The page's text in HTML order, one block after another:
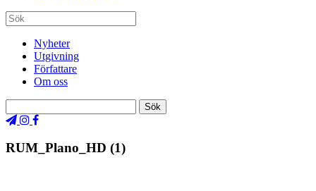
Nyheter
Utgivning
Författare
Om oss
RUM_Plano_HD (1)